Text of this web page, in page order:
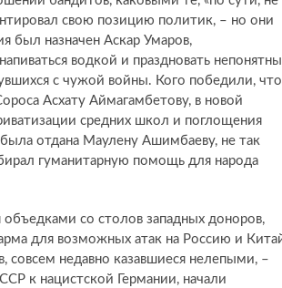
свою позицию политик, – но они
был назначен Аскар Умаров,
водкой и праздновать
с чужой войны. Кого победили, что
Асхату Аймагамбетову, в новой
средних школ и поглощения
отдана Маулену Ашимбаеву, не так
гуманитарную помощь для народа
со столов западных доноров,
для возможных атак на Россию и
совсем недавно казавшиеся нелепыми, –
к нацистской Германии, начали